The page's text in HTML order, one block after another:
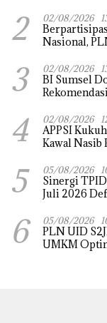
Inflasi
2 02/08/2026
Nasional,
3 02/08/2026
BI Sumsel
2026
4 02/08/2026
APPSI
Kawal Nasib
5 05/08/2026
Sinergi TPID
Juli 2026
6 05/08/2026
PLN UID
UMKM